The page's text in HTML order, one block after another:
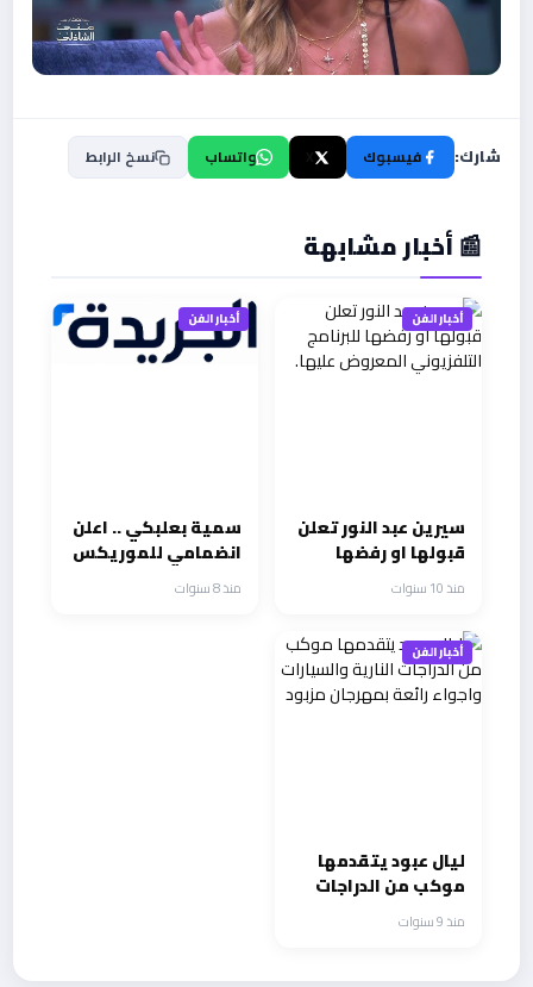
شارك: فيسبوك واتساب نسخ الرابط
📰 أخبار مشابهة
أخبار الفن
سيرين عبد النور تعلن
قبولها او رفضها
للبرنامج التلفزيوني
المعروض عليها.
منذ 10 سنوات
أخبار الفن
سمية بعلبكي .. اعلن
انضمامي للموريكس
دور .. وجديدي للبنان
وبعلبك في سهرة عمر
منذ 8 سنوات
أخبار الفن
ليال عبود يتقدمها
موكب من الدراجات
النارية والسيارات
واجواء رائعة
منذ 9 سنوات